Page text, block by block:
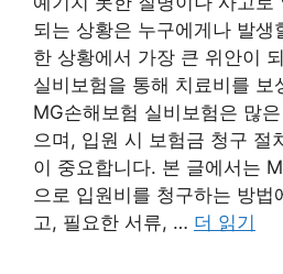
되는 상황은 누구에게나 발생
한 상황에서 가장 큰 위안이
실비보험을 통해 치료비를 보
MG손해보험 실비보험은 많
으며, 입원 시 보험금 청구 절
이 중요합니다. 본 글에서는
으로 입원비를 청구하는 방법
고, 필요한 서류, … 더 읽기